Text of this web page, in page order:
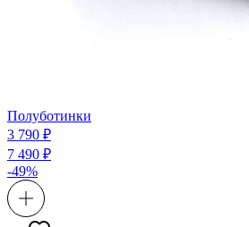
Полуботинки
3 790 ₽
7 490 ₽
-49%